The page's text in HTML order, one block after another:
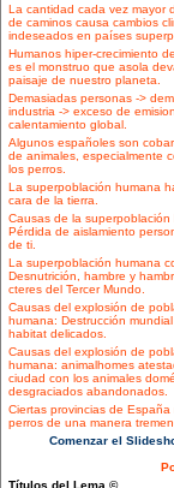
La cantidad cada vez mayor
de caminos causa cambios
indeseados en países
Humanos hiper-crecimiento
es el monstruo que asola
paisaje de nuestro planeta.
Demasiadas personas ->
industria -> exceso de
calentamiento global.
Algunos españoles son
de animales, especialmente
los perros.
La superpoblación humana
cara de la tierra.
Causas de la superpoblación
Pérdida de aislamiento
de ti.
La superpoblación humana
Desnutrición, hambre y
cteres del Tercer Mundo.
Causas del explosión de
humana: Destrucción
habitat delicados.
Causas del explosión de
humana: animalhomes
ciudad con los animales
desgraciados abandonados.
Ciertas provincias de España
perros de una manera
Comenzar el